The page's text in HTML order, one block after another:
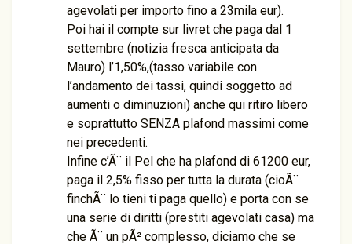
agevolati per importo fino a 23mila eur).
Poi hai il compte sur livret che paga dal 1
settembre (notizia fresca anticipata da
Mauro) l’1,50%,(tasso variabile con
l’andamento dei tassi, quindi soggetto ad
aumenti o diminuzioni) anche qui ritiro libero
e soprattutto SENZA plafond massimi come
nei precedenti.
Infine c’Ã¨ il Pel che ha plafond di 61200 eur,
paga il 2,5% fisso per tutta la durata (cioÃ¨
finchÃ¨ lo tieni ti paga quello) e porta con se
una serie di diritti (prestiti agevolati casa) ma
che Ã¨ un pÃ² complesso, diciamo che se